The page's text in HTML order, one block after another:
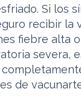
Si los
recibir la
fiebre alta
severa,
de